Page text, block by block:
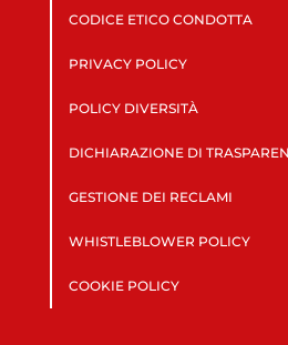
CODICE ETICO CONDOTTA
PRIVACY POLICY
POLICY DIVERSITÀ
DICHIARAZIONE DI
GESTIONE DEI RECLAMI
WHISTLEBLOWER POLICY
COOKIE POLICY